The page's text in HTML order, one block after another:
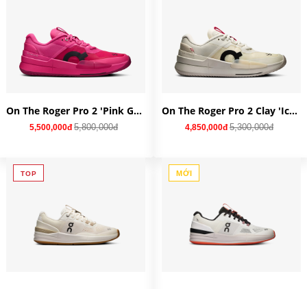
On The Roger Pro 2 'Pink Grenadine' 3ME10303602
5,500,000đ 5,800,000đ
On The Roger Pro 2 Clay 'Ice Pink' 3ME10574274
4,850,000đ 5,300,000đ
TOP MỚI